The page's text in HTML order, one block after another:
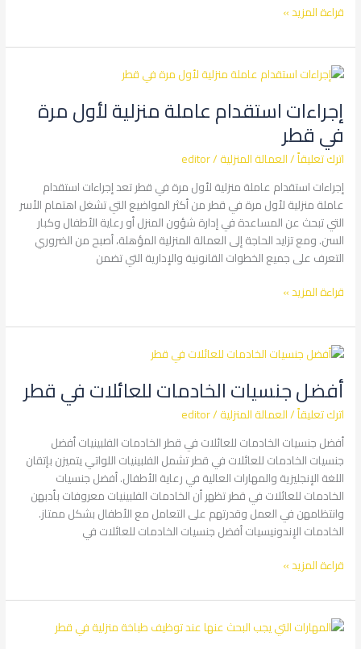
قراءة المزيد »
إجراءات استقدام عاملة منزلية لأول مرة
في قطر
اترك تعليقاً/العمالة المنزلية/
editor
إجراءات استقدام عاملة منزلية لأول مرة في قطر تعد إجراءات استقدام
عاملة منزلية لأول مرة في قطر من أكثر المواضيع التي تشغل اهتمام الأسر
التي تبحث عن المساعدة في إدارة شؤون المنزل أو رعاية الأطفال وكبار
السن. ومع تزايد الحاجة إلى العمالة المنزلية المؤهلة، أصبح من الضروري
التعرف على جميع الخطوات القانونية والإدارية التي تضمن
إجراءات
عاملة
منزلية
لأول
مرة
في
قطر
قراءة المزيد »
أفضل جنسيات الخادمات للعائلات في قطر
اترك تعليقاً/العمالة المنزلية/
editor
أفضل جنسيات الخادمات للعائلات في قطر الخادمات الفلبينيات أفضل
جنسيات الخادمات للعائلات في قطر تشمل الفلبينيات اللواتي يتميزن بإتقان
اللغة الإنجليزية والمهارات العالية في رعاية الأطفال. أفضل جنسيات
الخادمات للعائلات في قطر تظهر أن الخادمات الفلبينيات معروفات بأدبهن
وانتظامهن في العمل وقدرتهم على التعامل مع الأطفال بشكل ممتاز.
الخادمات الإندونيسيات أفضل جنسيات الخادمات للعائلات في
أفضل
الخادمات
للعائلات
في
قطر
قراءة المزيد »
المهارات